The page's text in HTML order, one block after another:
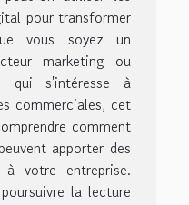
pour transformer
vous soyez un
marketing ou
qui s'intéresse à
commerciales, cet
comment
apporter des
à votre entreprise.
la lecture